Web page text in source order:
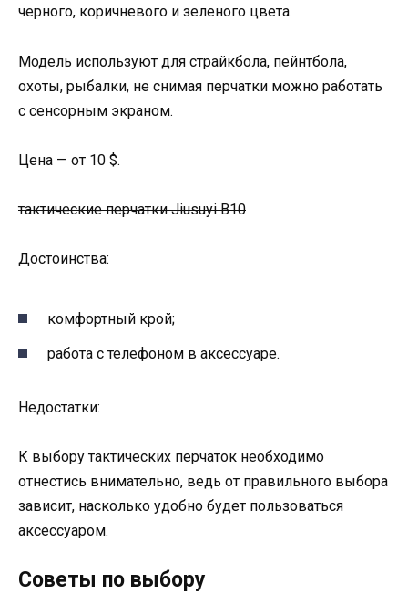
черного, коричневого и зеленого цвета.
Модель используют для страйкбола, пейнтбола,
охоты, рыбалки, не снимая перчатки можно работать
с сенсорным экраном.
Цена — от 10 $.
тактические перчатки Jiusuyi B10
Достоинства:
комфортный крой;
работа с телефоном в аксессуаре.
Недостатки:
К выбору тактических перчаток необходимо
отнестись внимательно, ведь от правильного выбора
зависит, насколько удобно будет пользоваться
аксессуаром.
Советы по выбору